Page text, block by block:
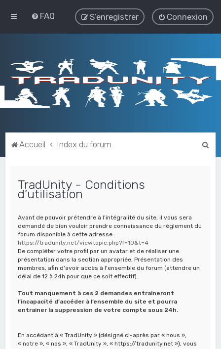
FAQ Connexion
S’enregistrer
Accueil Index du forum
TradUnity - Conditions
d’utilisation
Avant de pouvoir prétendre à l’intégralité du site, il vous sera
demandé de bien vouloir prendre connaissance du règlement du
forum disponible à cette adresse :
https://tradunity.net/viewtopic.php?f=10&t=4
De compléter votre profil par un avatar et de réaliser une
présentation dans la section appropriée, Présentation des
membres, afin d'avoir accès à l'ensemble du forum (attendre un
délai de 12 à 24h pour que ce soit effectif).
Tout manquement à ces 2 demandes entraineront
l’incapacité d’accéder à l’ensemble du site et pourra
entrainer la suppression de votre compte sous 24h.
En accédant à « TradUnity » (désigné ci-après par « nous »,
« notre », « nos », « TradUnity », « https://tradunity.net »), vous